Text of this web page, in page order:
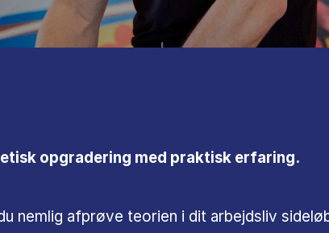
opgradering med praktisk erfaring.
nemlig afprøve teorien i dit arbejdsliv